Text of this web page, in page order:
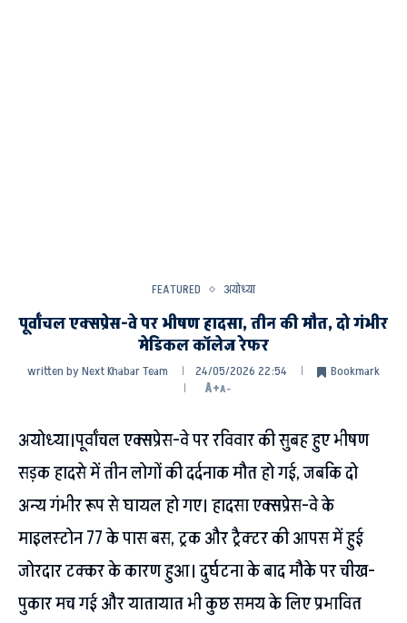
FEATURED अयोध्या
पूर्वांचल एक्सप्रेस-वे पर भीषण हादसा, तीन की मौत, दो गंभीर
मेडिकल कॉलेज रेफर
written byNext Khabar Team 24/05/2026 22:54
Bookmark
A+A-
अयोध्या।पूर्वांचल एक्सप्रेस-वे पर रविवार की सुबह हुए भीषण
सड़क हादसे में तीन लोगों की दर्दनाक मौत हो गई, जबकि दो
अन्य गंभीर रूप से घायल हो गए। हादसा एक्सप्रेस-वे के
माइलस्टोन 77 के पास बस, ट्रक और ट्रैक्टर की आपस में हुई
जोरदार टक्कर के कारण हुआ। दुर्घटना के बाद मौके पर चीख-
पुकार मच गई और यातायात भी कुछ समय के लिए प्रभावित